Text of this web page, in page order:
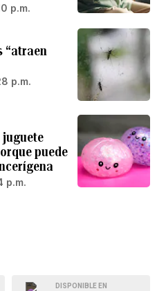
p.m.
“atraen
p.m.
juguete
puede
p.m.
DISPONIBLE EN